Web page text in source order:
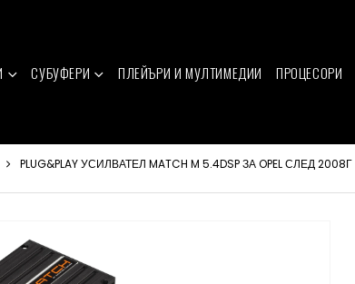
СУБУФЕРИ ПЛЕЙЪРИ И МУЛТИМЕДИИ ПРОЦЕСОРИ
PLUG&PLAY УСИЛВАТЕЛ MATCH M 5.4DSP ЗА OPEL СЛЕД 2008Г